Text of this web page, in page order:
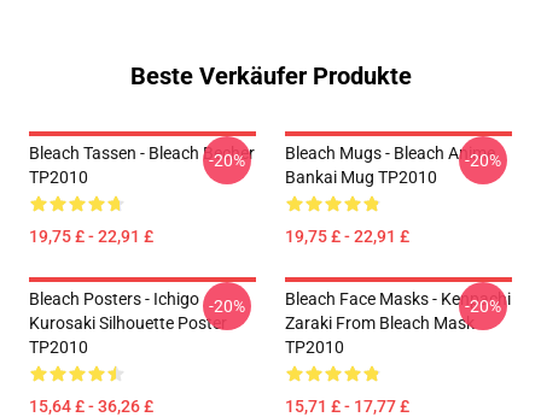
Beste Verkäufer Produkte
Bleach Tassen - Bleach Becher
TP2010
19,75 £ - 22,91 £
-20%
Bleach Mugs - Bleach Anime,
Bankai Mug TP2010
19,75 £ - 22,91 £
-20%
Bleach Posters - Ichigo
Kurosaki Silhouette Poster
TP2010
15,64 £ - 36,26 £
-20%
Bleach Face Masks - Kenpachi
Zaraki From Bleach Mask
TP2010
15,71 £ - 17,77 £
-20%